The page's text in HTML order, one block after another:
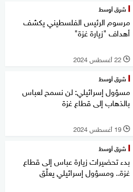
شرق أوسط
مرسوم الرئيس الفلسطيني يكشف
أهداف "زيارة غزة"
l 22 أغسطس 2024
شرق أوسط
مسؤول إسرائيلي: لن نسمح لعباس
بالذهاب إلى قطاع غزة
l 19 أغسطس 2024
شرق أوسط
بدء تحضيرات زيارة عباس إلى قطاع
غزة.. ومسؤول إسرائيلي يعلّق